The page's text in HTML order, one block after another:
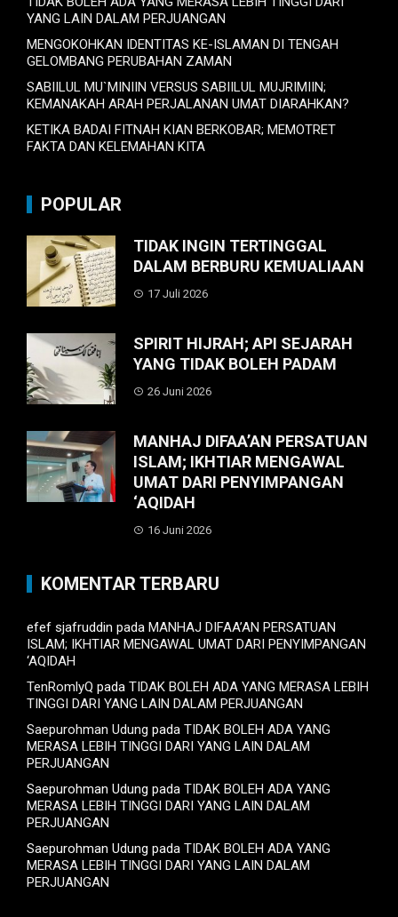
YANG LAIN DALAM PERJUANGAN
MENGOKOHKAN IDENTITAS KE-ISLAMAN DI TENGAH
GELOMBANG PERUBAHAN ZAMAN
SABIILUL MU`MINIIN VERSUS SABIILUL MUJRIMIIN;
KEMANAKAH ARAH PERJALANAN UMAT DIARAHKAN?
KETIKA BADAI FITNAH KIAN BERKOBAR; MEMOTRET
FAKTA DAN KELEMAHAN KITA
POPULAR
TIDAK INGIN TERTINGGAL
DALAM BERBURU KEMUALIAAN
17 Juli 2026
SPIRIT HIJRAH; API SEJARAH
YANG TIDAK BOLEH PADAM
26 Juni 2026
MANHAJ DIFAA’AN PERSATUAN
ISLAM; IKHTIAR MENGAWAL
UMAT DARI PENYIMPANGAN
‘AQIDAH
16 Juni 2026
KOMENTAR TERBARU
efef sjafruddin pada MANHAJ DIFAA’AN PERSATUAN
ISLAM; IKHTIAR MENGAWAL UMAT DARI PENYIMPANGAN
‘AQIDAH
TenRomlyQ pada TIDAK BOLEH ADA YANG MERASA LEBIH
TINGGI DARI YANG LAIN DALAM PERJUANGAN
Saepurohman Udung pada TIDAK BOLEH ADA YANG
MERASA LEBIH TINGGI DARI YANG LAIN DALAM
PERJUANGAN
Saepurohman Udung pada TIDAK BOLEH ADA YANG
MERASA LEBIH TINGGI DARI YANG LAIN DALAM
PERJUANGAN
Saepurohman Udung pada TIDAK BOLEH ADA YANG
MERASA LEBIH TINGGI DARI YANG LAIN DALAM
PERJUANGAN